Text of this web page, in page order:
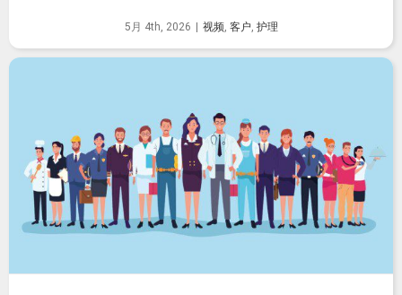
5月 4th, 2026 视频, 客户, 护理